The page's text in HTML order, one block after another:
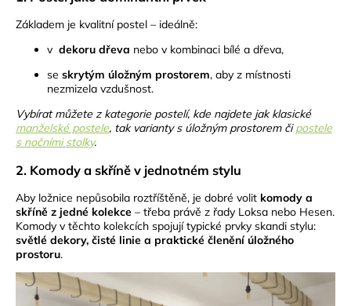
Základem je kvalitní postel – ideálně:
v dekoru dřeva nebo v kombinaci bílé a dřeva,
se skrytým úložným prostorem, aby z místnosti
nezmizela vzdušnost.
Vybírat můžete z kategorie postelí, kde najdete jak klasické
manželské postele, tak varianty s úložným prostorem čipostele
s nočními stolky.
2. Komody a skříně v jednotném stylu
Aby ložnice nepůsobila roztříštěně, je dobré volit komody a
skříně z jedné kolekce – třeba právě z řady Loksa nebo Hesen.
Komody v těchto kolekcích spojují typické prvky skandi stylu:
světlé dekory, čisté linie a praktické členění úložného
prostoru.